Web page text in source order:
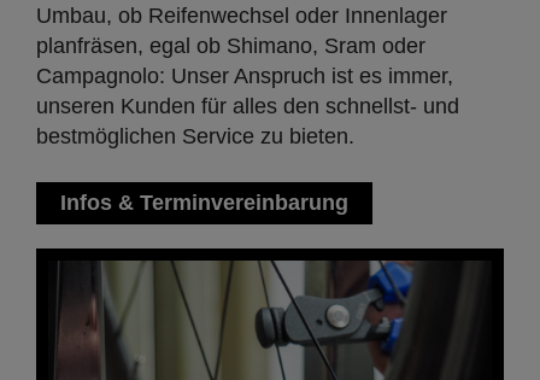
Umbau, ob Reifenwechsel oder Innenlager
planfräsen, egal ob Shimano, Sram oder
Campagnolo: Unser Anspruch ist es immer,
unseren Kunden für alles den schnellst- und
bestmöglichen Service zu bieten.
Infos & Terminvereinbarung